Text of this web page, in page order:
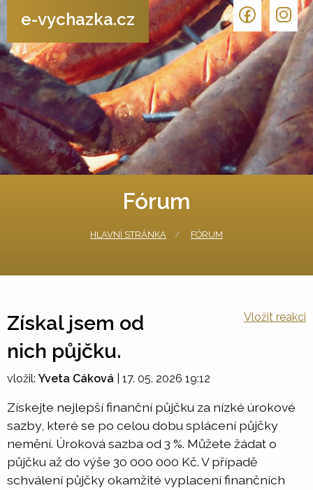
e-vychazka.cz
Fórum
HLAVNÍ STRÁNKA FÓRUM
Získal jsem od
nich půjčku.
Vložit reakci
vložil: Yveta Cáková 17. 05. 2026 19:12
Získejte nejlepší finanční půjčku za nízké úrokové
sazby, které se po celou dobu splácení půjčky
nemění. Úroková sazba od 3 %. Můžete žádat o
půjčku až do výše 30 000 000 Kč. V případě
schválení půjčky okamžité vyplacení finančních